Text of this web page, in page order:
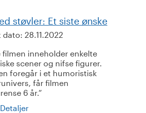
støvler: Et siste ønske
dato: 28.11.2022
filmen inneholder enkelte
scener og nifse figurer.
foregår i et humoristisk
får filmen
6 år.
Detaljer